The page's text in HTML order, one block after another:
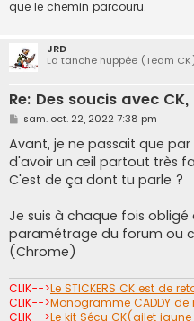
que le chemin parcouru.
JRD
La tanche huppée (Team
Re: Des soucis avec
M
s
s
a
g
e
sam. oct. 22, 2022 7:38 pm
Avant, je ne passait que
d'avoir un œil partout très
C'est de ça dont tu parle ?
Je suis à chaque fois
paramétrage du forum ou
(Chrome)
CLIK-->Le STICKERS CK est de
CLIK-->Monogramme CADDY de
CLIK-->Le kit Sécu CK(gilet